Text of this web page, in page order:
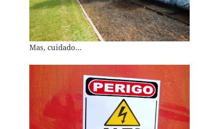
Mas, cuidado…